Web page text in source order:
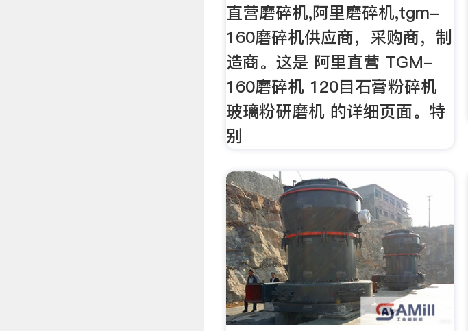
直营磨碎机,阿里磨碎机,tgm-
160磨碎机供应商，采购商，制
造商。这是 阿里直营 TGM-
160磨碎机 120目石膏粉碎机
玻璃粉研磨机 的详细页面。特
别